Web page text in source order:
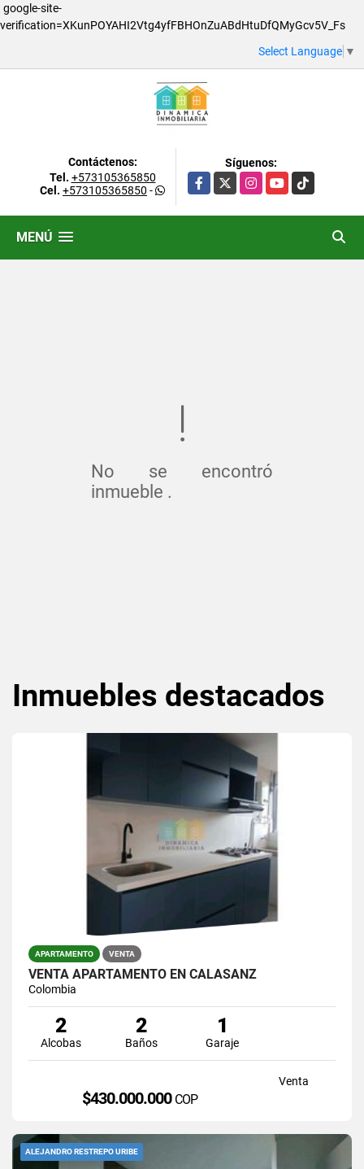
google-site-
verification=XKunPOYAHI2Vtg4yfFBHOnZuABdHtuDfQMyGcv5V_Fs
Select Language ▼
Contáctenos:
Tel. +573105365850
Cel. +573105365850 -
Síguenos:
Facebook
X InstagramYouTubeTikTok
MENÚ
No se encontró
inmueble .
Inmuebles destacados
APARTAMENTO VENTA
VENTA APARTAMENTO EN CALASANZ
Colombia
2
Alcobas
2
Baños
1
Garaje
Venta
$430.000.000 COP
ALEJANDRO RESTREPO URIBE